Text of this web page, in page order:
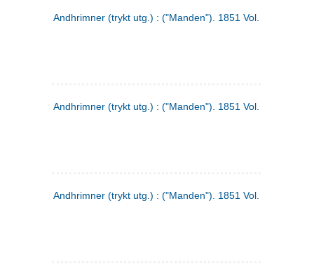
Andhrimner (trykt utg.) : ("Manden"). 1851 Vol. 2 Nr. 1
Andhrimner (trykt utg.) : ("Manden"). 1851 Vol. 1 Nr. 10
Andhrimner (trykt utg.) : ("Manden"). 1851 Vol. 1 Nr. 3